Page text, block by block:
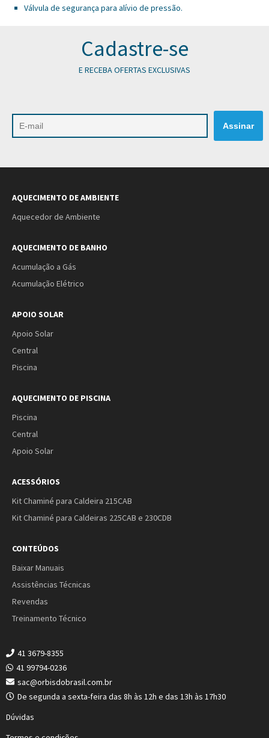
Válvula de segurança para alívio de pressão.
Cadastre-se
E RECEBA OFERTAS EXCLUSIVAS
AQUECIMENTO DE AMBIENTE
Aquecedor de Ambiente
AQUECIMENTO DE BANHO
Acumulação a Gás
Acumulação Elétrico
APOIO SOLAR
Apoio Solar
Central
Piscina
AQUECIMENTO DE PISCINA
Piscina
Central
Apoio Solar
ACESSÓRIOS
Kit Chaminé para Caldeira 215CAB
Kit Chaminé para Caldeiras 225CAB e 230CDB
CONTEÚDOS
Baixar Manuais
Assistências Técnicas
Revendas
Treinamento Técnico
41 3679-8355
41 99794-0236
sac@orbisdobrasil.com.br
De segunda a sexta-feira das 8h às 12h e das 13h às 17h30
Dúvidas